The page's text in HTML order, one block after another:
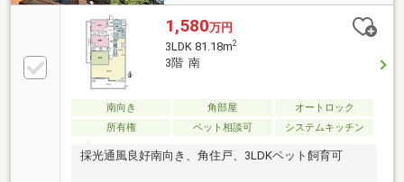
1,580万円
3LDK 81.18m2
3階 南
南向き 角部屋
オートロック
所有権
ペット相談可 システムキッチン
採光通風良好南向き、角住戸、3LDKペット飼育可